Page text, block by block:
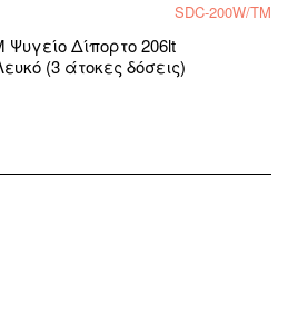
SDC-200W/TM
Ψυγείο Δίπορτο 206lt
(3 άτοκες δόσεις)